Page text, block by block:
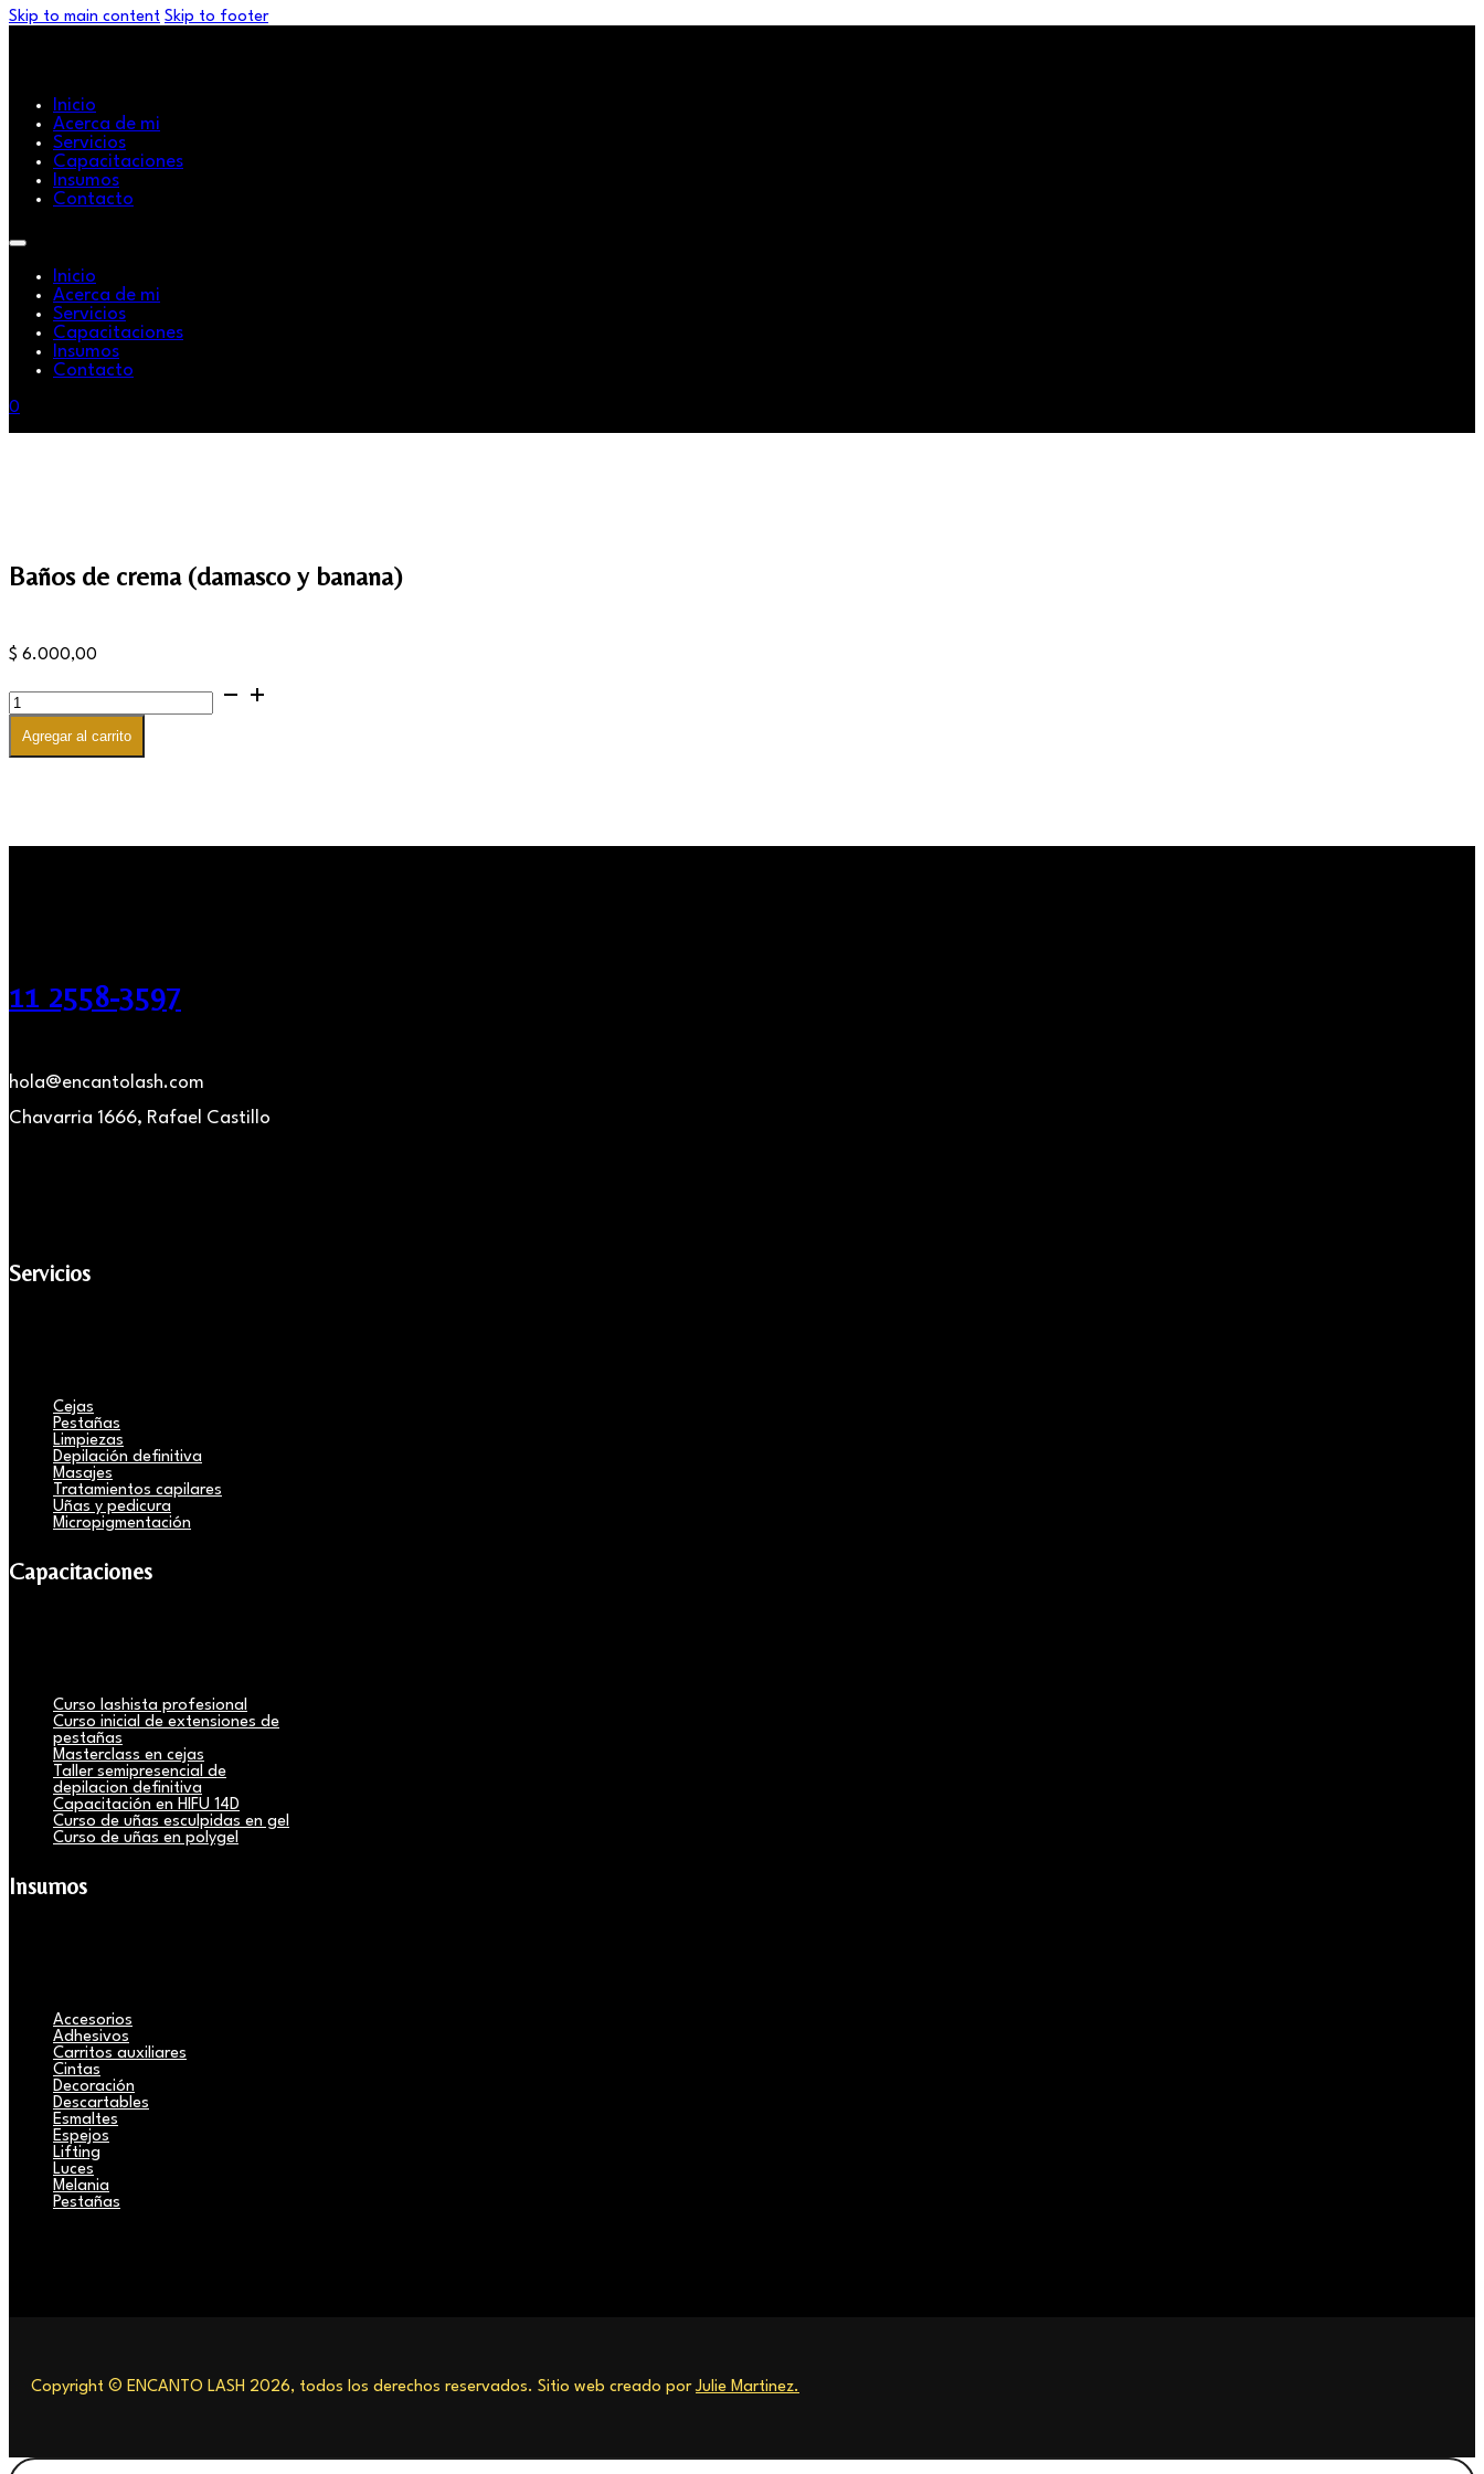
Skip to main content Skip to footer
Inicio
Acerca de mi
Servicios
Capacitaciones
Insumos
Contacto
Inicio
Acerca de mi
Servicios
Capacitaciones
Insumos
Contacto
0
Baños de crema (damasco y banana)
$ 6.000,00
Baños
de
crema
(damasco
y
Agregar al carrito
11 2558-3597
hola@encantolash.com
Chavarria 1666, Rafael Castillo
Servicios
Cejas
Pestañas
Limpiezas
Depilación definitiva
Masajes
Tratamientos capilares
Uñas y pedicura
Micropigmentación
Capacitaciones
Curso lashista profesional
Curso inicial de extensiones de
pestañas
Masterclass en cejas
Taller semipresencial de
depilacion definitiva
Capacitación en HIFU 14D
Curso de uñas esculpidas en gel
Curso de uñas en polygel
Insumos
Accesorios
Adhesivos
Carritos auxiliares
Cintas
Decoración
Descartables
Esmaltes
Espejos
Lifting
Luces
Melania
Pestañas
Copyright © ENCANTO LASH 2026, todos los derechos reservados. Sitio web creado por Julie Martinez.